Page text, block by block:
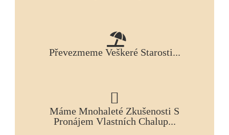
Převezmeme Veškeré Starosti...
Máme Mnohaleté Zkušenosti S
Pronájem Vlastních Chalup...